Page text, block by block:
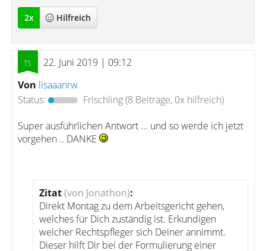
2x Hilfreich
22. Juni 2019 | 09:12
Von lisaaanrw
Status:
Frischling(8 Beiträge, 0x hilfreich)
Super ausführlichen Antwort ... und so werde ich jetzt
vorgehen .. DANKE
Zitat(von Jonathon):
Direkt Montag zu dem Arbeitsgericht gehen,
welches für Dich zuständig ist. Erkundigen
welcher Rechtspfleger sich Deiner annimmt.
Dieser hilft Dir bei der Formulierung einer